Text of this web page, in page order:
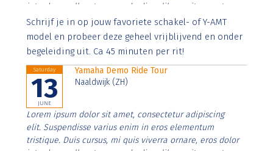
interdum nulla, ut commodo diam libero vitae erat.
Aenean faucibus nibh et justo cursus id rutrum lorem
imperdiet. Nunc ut sem vitae risus tristique posuere.
Schrijf je in op jouw favoriete schakel- of Y-AMT
model en probeer deze geheel vrijblijvend en onder
begeleiding uit. Ca 45 minuten per rit!
Saturday
13
JUNE
Yamaha Demo Ride Tour
Naaldwijk (ZH)
Lorem ipsum dolor sit amet, consectetur adipiscing
elit. Suspendisse varius enim in eros elementum
tristique. Duis cursus, mi quis viverra ornare, eros dolor
interdum nulla, ut commodo diam libero vitae erat.